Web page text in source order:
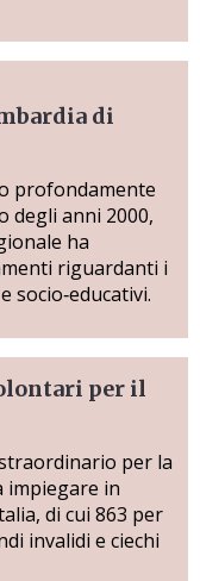
di
profondamente
degli anni 2000,
ha
riguardanti i
socio‐educativi.
per il
per la
impiegare in
di cui 863 per
invalidi e ciechi